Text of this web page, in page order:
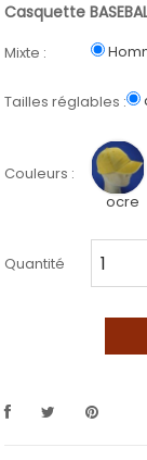
Casquette
Mixte :
Tailles réglables :
Couleurs :
ocre
Quantité